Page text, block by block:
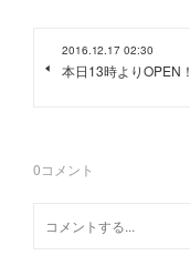
2016.12.17 02:30
本日13時よりOPEN！
0コメント